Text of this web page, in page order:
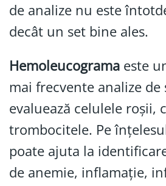
de analize nu este
decât un set bine ales.
Hemoleucograma este
mai frecvente analize de
evaluează celulele roșii,
trombocitele. Pe
poate ajuta la
de anemie, inflamație,